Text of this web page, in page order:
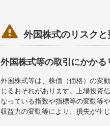
 外国株式のリスク
外国株式等の取引にかかる
外国株式等は、株価（価格）の変
じるおそれがあります。上場投資
なっている指数や指標等の変動等
収益力の変動等により、損失が生